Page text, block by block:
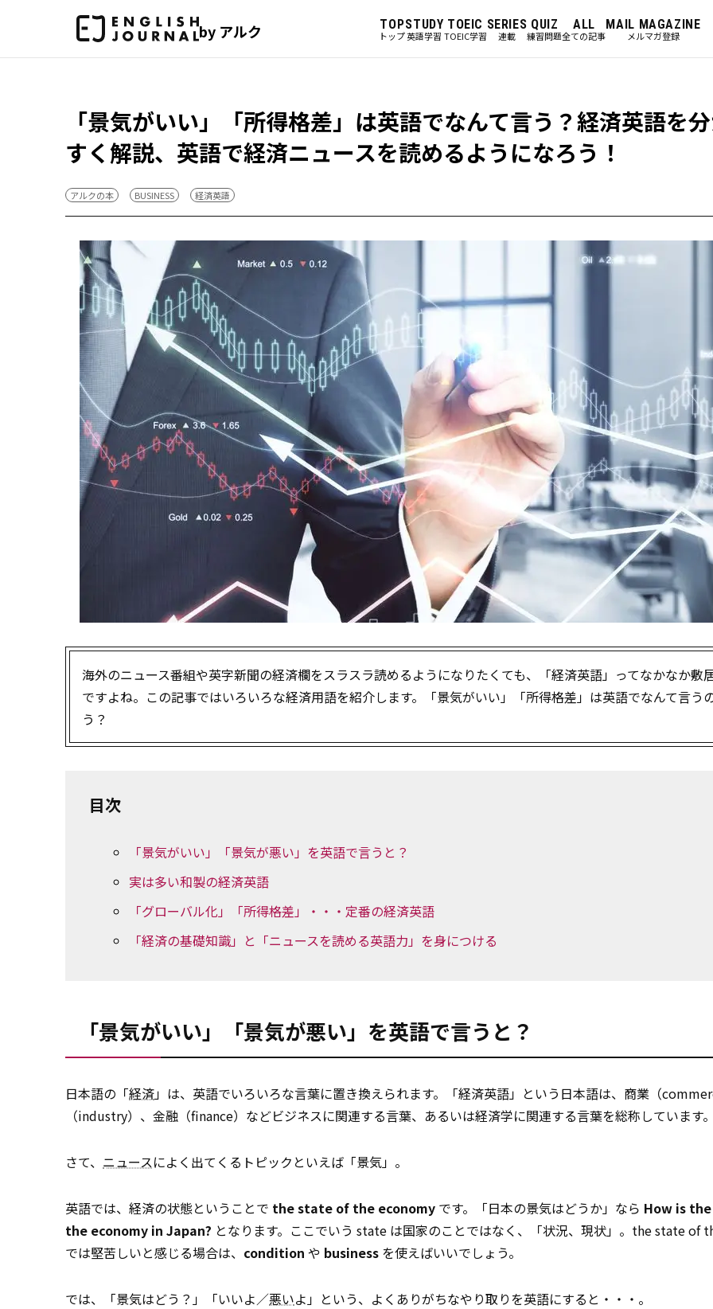
by アルク TOP
トップ
STUDY
英語学習
TOEIC
TOEIC学習
SERIES
連載
QUIZ
練習問題
ALL
全ての記事
MAIL MAGAZINE
メルマガ登録
「景気がいい」「所得格差」は英語でなんて言う？経済英語を
すく解説、英語で経済ニュースを読めるようになろう！
アルクの本 BUSINESS 経済英語
海外のニュース番組や英字新聞の経済欄をスラスラ読めるようになりたくても、「経済英語」ってなかなか敷
ですよね。この記事ではいろいろな経済用語を紹介します。「景気がいい」「所得格差」は英語でなんて言う
う？
目次
「景気がいい」「景気が悪い」を英語で言うと？
実は多い和製の経済英語
「グローバル化」「所得格差」・・・定番の経済英語
「経済の基礎知識」と「ニュースを読める英語力」を身につける
「景気がいい」「景気が悪い」を英語で言うと？
日本語の「経済」は、英語でいろいろな言葉に置き換えられます。「経済英語」という日本語は、商業（
（industry）、金融（finance）などビジネスに関連する言葉、あるいは経済学に関連する言葉を総称しています
さて、 ニュースによく出てくるトピックといえば「景気」。
英語では、経済の状態ということで the state of the economy です。「日本の景気はどうか」なら How is
the economy in Japan? となります。ここでいう state は国家のことではなく、「状況、現状」。the state of
では堅苦しいと感じる場合は、 condition や business を使えばいいでしょう。
では、「景気はどう？」「いいよ／悪いよ」という、よくありがちなやり取りを英語にすると・・・。